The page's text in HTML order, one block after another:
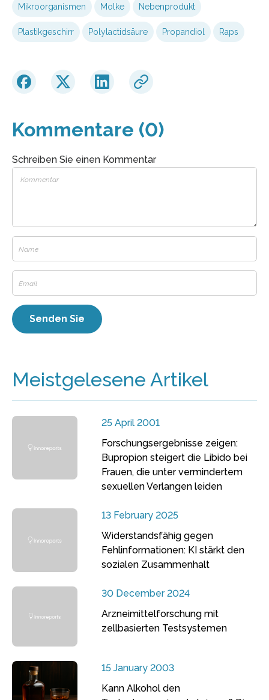
Mikroorganismen Molke Nebenprodukt
Plastikgeschirr Polylactidsäure Propandiol Raps
Kommentare (0)
Schreiben Sie einen Kommentar
Meistgelesene Artikel
25 April 2001
Forschungsergebnisse zeigen:
Bupropion steigert die Libido bei
Frauen, die unter vermindertem
sexuellen Verlangen leiden
13 February 2025
Widerstandsfähig gegen
Fehlinformationen: KI stärkt den
sozialen Zusammenhalt
30 December 2024
Arzneimittelforschung mit
zellbasierten Testsystemen
15 January 2003
Kann Alkohol den